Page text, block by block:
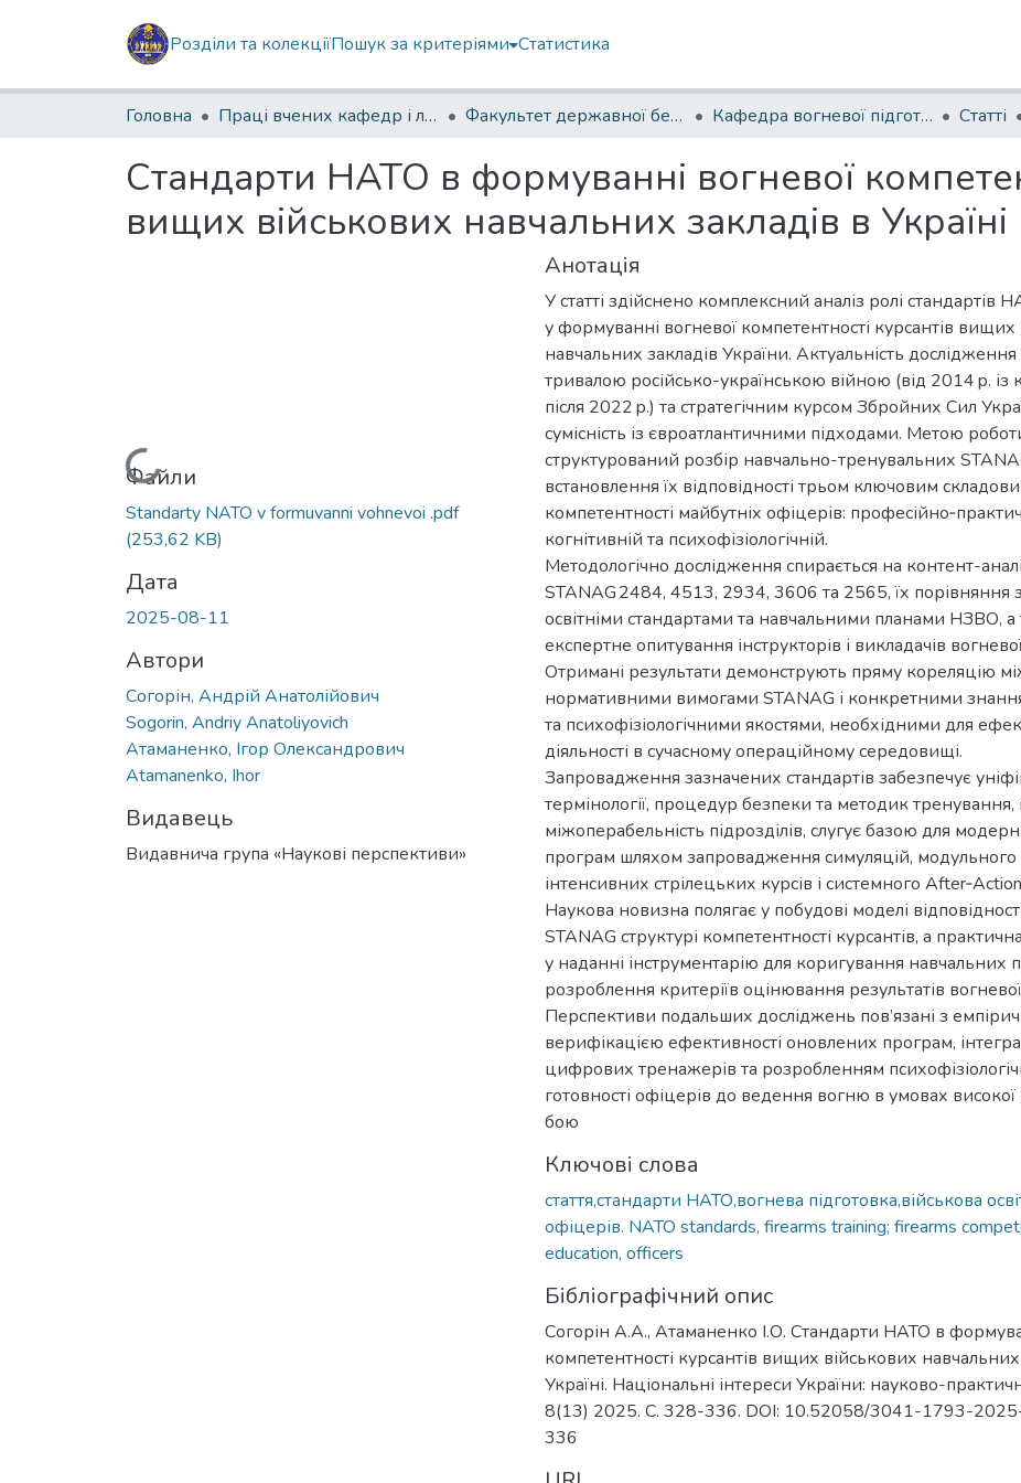
Розділи та колекціїПошук за критеріями Статистика
Головна Праці вчених кафедр і лабораторій Факультет державної безпеки Кафедра вогневої підготовки Статті
Стандарти НАТО в формуванні вогневої
вищих військових навчальних закладів в Україні
Вантажиться...
Файли
Standarty NATO v formuvanni vohnevoi .pdf
(253,62 KB)
Дата
2025-08-11
Автори
Согорін, Андрій Анатолійович
Sogorin, Andriy Anatoliyovich
Атаманенко, Ігор Олександрович
Atamanenko, Ihor
Видавець
Видавнича група «Наукові перспективи»
Анотація
У статті здійснено комплексний аналіз ролі стандартів
у формуванні вогневої компетентності курсантів вищих
навчальних закладів України. Актуальність
тривалою російсько-українською війною (від 2014 р. із
після 2022 р.) та стратегічним курсом Збройних Сил
сумісність із євроатлантичними підходами. Метою
структурований розбір навчально-тренувальних
встановлення їх відповідності трьом ключовим
компетентності майбутніх офіцерів:
когнітивній та психофізіологічній.
Методологічно дослідження спирається на контент-
STANAG 2484, 4513, 2934, 3606 та 2565, їх порівняння
освітніми стандартами та навчальними планами НЗВО,
експертне опитування інструкторів і викладачів
Отримані результати демонструють пряму кореляцію
нормативними вимогами STANAG і конкретними
та психофізіологічними якостями, необхідними для
діяльності в сучасному операційному середовищі.
Запровадження зазначених стандартів забезпечує
термінології, процедур безпеки та методик
міжоперабельність підрозділів, слугує базою для
програм шляхом запровадження симуляцій, модульного
інтенсивних стрілецьких курсів і системного
Наукова новизна полягає у побудові моделі
STANAG структурі компетентності курсантів, а
у наданні інструментарію для коригування навчальних
розроблення критеріїв оцінювання результатів
Перспективи подальших досліджень пов’язані з
верифікацією ефективності оновлених програм,
цифрових тренажерів та розробленням
готовності офіцерів до ведення вогню в умовах високої
бою
Ключові слова
стаття,стандарти НАТО,вогнева підготовка,військова
офіцерів. NATO standards, firearms training; firearms
education, officers
Бібліографічний опис
Согорін А.А., Атаманенко І.О. Стандарти НАТО в
компетентності курсантів вищих військових навчальних
Україні. Національні інтереси України: науково-
8(13) 2025. С. 328-336. DOI: 10.52058/3041-1793-
336